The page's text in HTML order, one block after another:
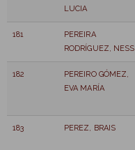
LUCIA
181
PEREIRA
RODRÍGUEZ, NESS
182
PEREIRO GÓMEZ,
EVA MARÍA
183 PEREZ, BRAIS